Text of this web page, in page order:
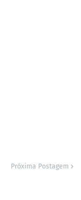
Próxima Postagem